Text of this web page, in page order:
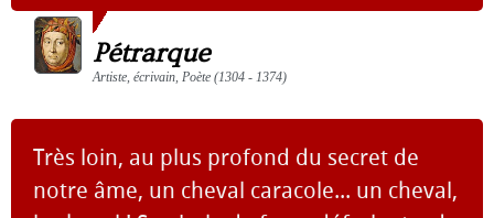
Pétrarque
Artiste, écrivain, Poète (1304 - 1374)
Très loin, au plus profond du secret de
notre âme, un cheval caracole... un cheval,